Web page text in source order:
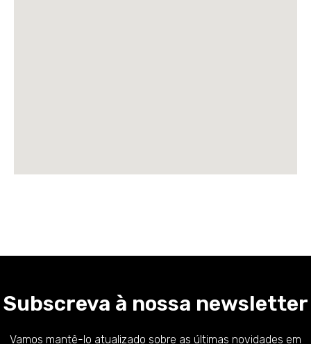
Subscreva à nossa newsletter
Vamos mantê-lo atualizado sobre as últimas novidades em